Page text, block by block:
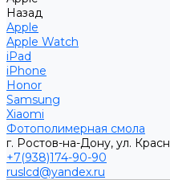
Назад
Apple
Apple Watch
iPad
iPhone
Honor
Samsung
Xiaomi
Фотополимерная смола
г. Ростов-на-Дону, ул.
+7(938)174-90-90
ruslcd@yandex.ru